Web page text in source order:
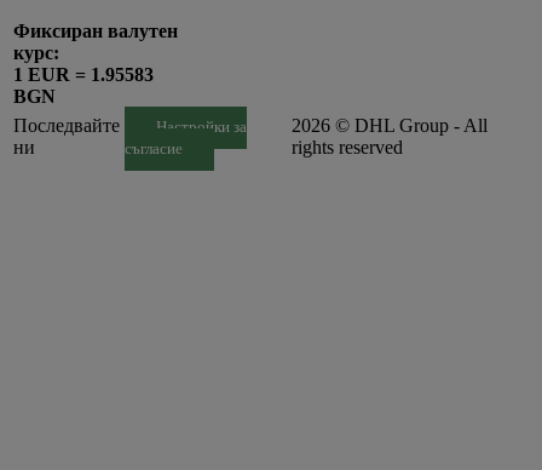
Фиксиран валутен
курс:
1 EUR = 1.95583
BGN
Последвайте
ни
Настройки за
съгласие
2026 © DHL Group - All
rights reserved